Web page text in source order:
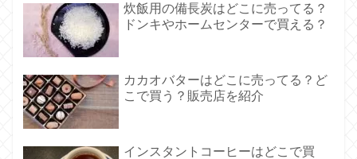
炊飯用の備長炭はどこに売ってる？
ドンキやホームセンターで買える？
カカオバターはどこに売ってる？ど
こで買う？販売店を紹介
インスタントコーヒーはどこで買